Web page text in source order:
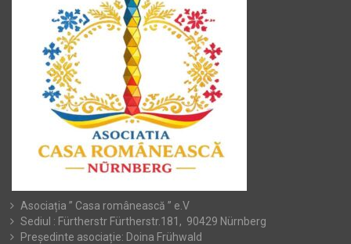
Asociația ” Casa românească ” e.V
Sediul : Fürtherstr Fürtherstr.181, 90429 Nürnberg
Președinte asociație: Doina Frühwald